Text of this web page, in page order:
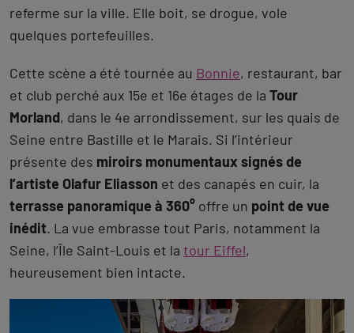
referme sur la ville. Elle boit, se drogue, vole
quelques portefeuilles.
Cette scène a été tournée au Bonnie, restaurant, bar
et club perché aux 15e et 16e étages de la Tour
Morland, dans le 4e arrondissement, sur les quais de
Seine entre Bastille et le Marais. Si l’intérieur
présente des miroirs monumentaux signés de
l’artiste Olafur Eliasson et des canapés en cuir, la
terrasse panoramique à 360° offre un point de vue
inédit. La vue embrasse tout Paris, notamment la
Seine, l’Île Saint-Louis et la tour Eiffel,
heureusement bien intacte.